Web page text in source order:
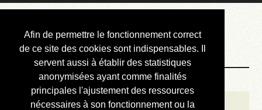
Afin de permettre le fonctionnement correct
de ce site des cookies sont indispensables. Il
servent aussi à établir des statistiques
anonymisées ayant comme finalités
principales l'ajustement des ressources
nécessaires à son fonctionnement ou la
Courbis, « LE »
Blog Officiel
Bienvenue
Réalisations